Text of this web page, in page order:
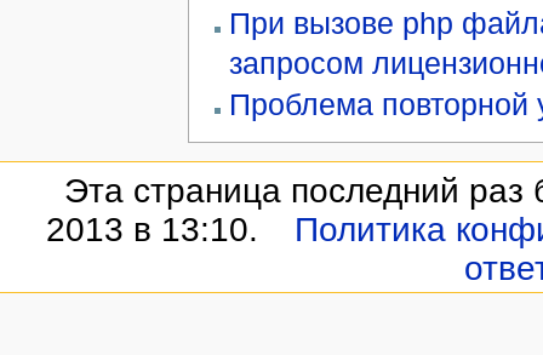
При вызове php
запросом
Проблема повторной
Эта страница последний
2013 в 13:10.
Политика